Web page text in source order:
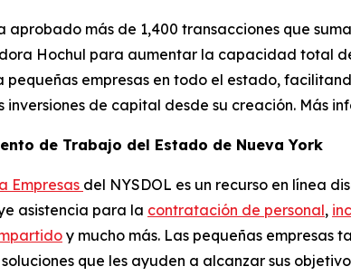
aprobado más de 1,400 transacciones que
Hochul para aumentar la capacidad total
pequeñas empresas en todo el estado,
inversiones de capital desde su creación. Más
de Trabajo del Estado de Nueva York
Empresas del NYSDOL es un recurso en línea
asistencia para la contratación de personal,
y mucho más. Las pequeñas empresas
que les ayuden a alcanzar sus